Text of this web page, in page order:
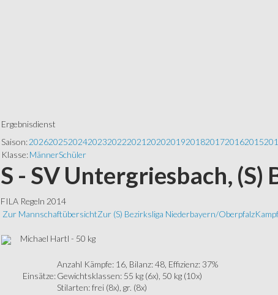
Ergebnisdienst
Saison: 202620252024202320222021 202020192018201720162015
Klasse: MännerSchüler
S - SV Untergriesbach,
FILA Regeln 2014
Zur MannschaftübersichtZur (S) Bezirksliga Niederbayern/Oberpfalz
Michael Hartl - 50 kg
Einsätze:
Anzahl Kämpfe: 16, Bilanz: 48, Effizienz: 37%
Gewichtsklassen: 55 kg (6x), 50 kg (10x)
Stilarten: frei (8x), gr. (8x)